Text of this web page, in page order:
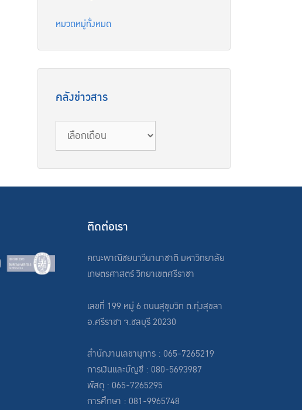
หมวดหมู่ทั้งหมด
คลังข่าวสาร
ติดต่อเรา
คณะพาณิชยนาวีนานาชาติ มหาวิทยาลัย
เกษตรศาสตร์ วิทยาเขตศรีราชา
เลขที่ 199 หมู่ 6 ถนนสุขุมวิท ต.ทุ่งสุขลา
อ.ศรีราชา จ.ชลบุรี 20230
สำนักงานเลขานุการ : 065-7265219
การเงินและบัญชี : 080-5693987
พัสดุ : 065-7265295
การศึกษา : 081-9965748